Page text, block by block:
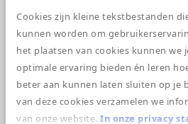
Cookies zijn kleine tekstbestanden
kunnen worden om
het plaatsen van cookies kunnen we
optimale ervaring bieden én leren
beter aan kunnen laten sluiten op je
van deze cookies verzamelen we
van onze website. In onze privacy
Download deWhitepaper
zelfzorg in onzekere tijden.